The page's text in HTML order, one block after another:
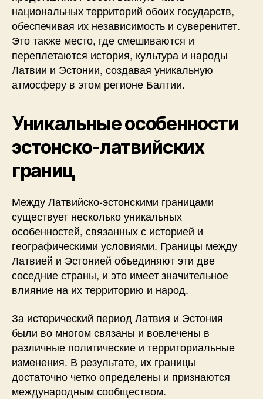
национальных территорий обоих государств,
обеспечивая их независимость и суверенитет.
Это также место, где смешиваются и
переплетаются история, культура и народы
Латвии и Эстонии, создавая уникальную
атмосферу в этом регионе Балтии.
Уникальные особенности
эстонско-латвийских
границ
Между Латвийско-эстонскими границами
существует несколько уникальных
особенностей, связанных с историей и
географическими условиями. Границы между
Латвией и Эстонией объединяют эти две
соседние страны, и это имеет значительное
влияние на их территорию и народ.
За исторический период Латвия и Эстония
были во многом связаны и вовлечены в
различные политические и территориальные
изменения. В результате, их границы
достаточно четко определены и признаются
международным сообществом.